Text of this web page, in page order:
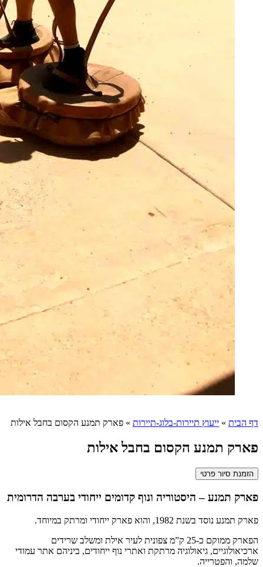
דף הבית » ייעוץ תיירות-בלוג-תיירות » פארק תמנע הקסום בחבל אילות
פארק תמנע הקסום בחבל אילות
הזמנת סיור פרטי
פארק תמנע – היסטוריה ונוף קדומים ייחודי בערבה הדרומית
פארק תמנע נוסד בשנת 1982, והוא פארק ייחודי ומרתק במיוחד.
הפארק ממוקם כ-25 ק”מ צפונית לעיר אילת ומשלב שרידים
ארכיאולוגיים, גיאולוגיה מרתקת ואתרי נוף ייחודים, ביניהם אתר עמודי
שלמה, והפטרייה.